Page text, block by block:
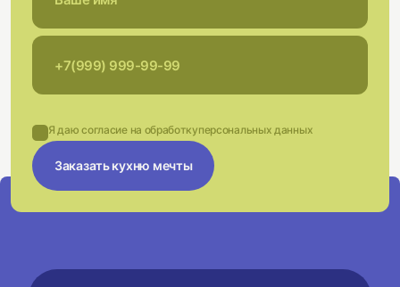
Я даю согласие на обработкуперсональных данных
Заказать кухню мечты